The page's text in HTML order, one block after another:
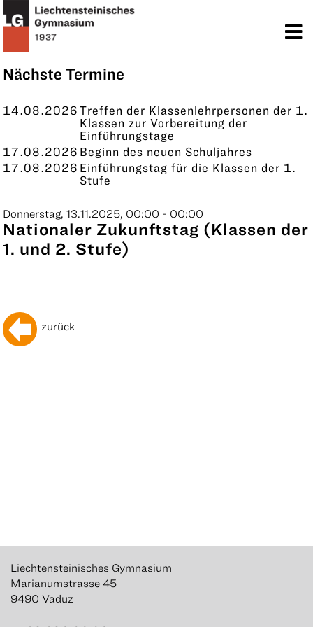
Nächste Termine
14.08.2026Treffen der Klassenlehrpersonen der 1.
Klassen zur Vorbereitung der
Einführungstage
17.08.2026 Beginn des neuen Schuljahres
17.08.2026 Einführungstag für die Klassen der 1.
Stufe
KONTAKT
Donnerstag, 13.11.2025, 00:00 - 00:00
Nationaler Zukunftstag (Klassen der
1. und 2. Stufe)
zurück
Liechtensteinisches Gymnasium
Marianumstrasse 45
9490 Vaduz